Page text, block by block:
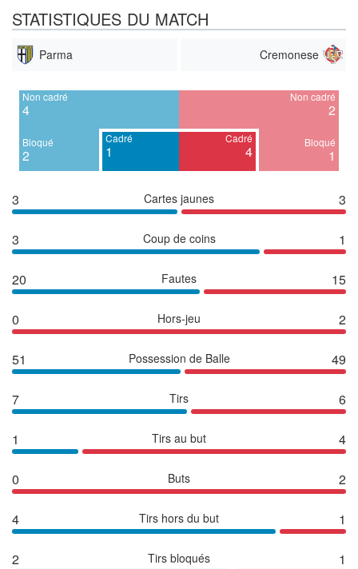
STATISTIQUES DU MATCH
Parma Cremonese
Non cadré
4
Bloqué
2
Cadré
1
Cadré
4
Non cadré
2
Bloqué
1
3 Cartes jaunes 3
3 Coup de coins 1
20 Fautes 15
0 Hors-jeu 2
51 Possession de Balle 49
7 Tirs 6
1 Tirs au but 4
0 Buts 2
4 Tirs hors du but 1
2 Tirs bloqués 1